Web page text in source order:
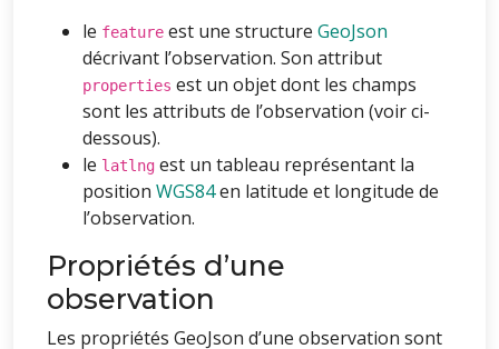
le feature est une structure GeoJson
décrivant l’observation. Son attribut
properties est un objet dont les champs
sont les attributs de l’observation (voir ci-
dessous).
le latlng est un tableau représentant la
position WGS84en latitude et longitude de
l’observation.
Propriétés d’une
observation
Les propriétés GeoJson d’une observation sont